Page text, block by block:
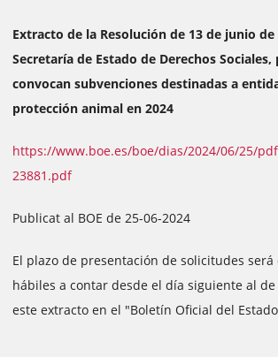
Extracto de la Resolución de 13 de junio de
Secretaría de Estado de Derechos Sociales,
convocan subvenciones destinadas a
protección animal en 2024
https://www.boe.es/boe/dias/2024/06/25/
23881.pdf
Publicat al BOE de 25-06-2024
El plazo de presentación de solicitudes
hábiles a contar desde el día siguiente al
este extracto en el "Boletín Oficial del